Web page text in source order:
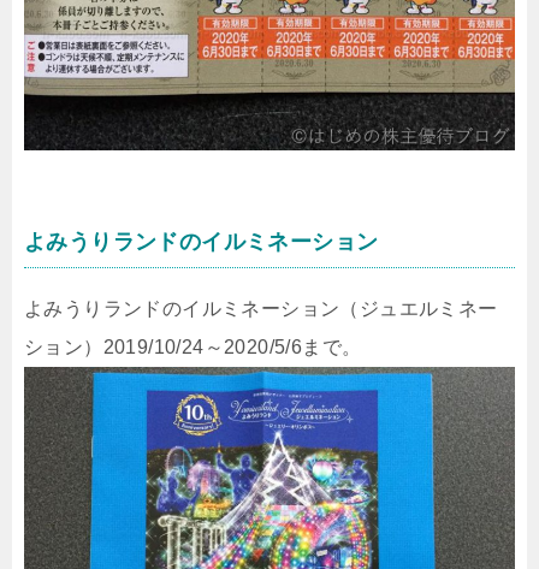
よみうりランドのイルミネーション
よみうりランドのイルミネーション（ジュエルミネー
ション）2019/10/24～2020/5/6まで。